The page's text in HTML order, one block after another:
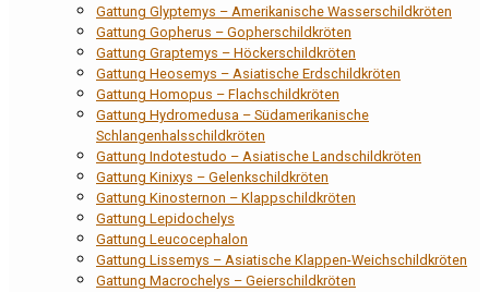
Gattung Glyptemys – Amerikanische Wasserschildkröten
Gattung Gopherus – Gopherschildkröten
Gattung Graptemys – Höckerschildkröten
Gattung Heosemys – Asiatische Erdschildkröten
Gattung Homopus – Flachschildkröten
Gattung Hydromedusa – Südamerikanische
Schlangenhalsschildkröten
Gattung Indotestudo – Asiatische Landschildkröten
Gattung Kinixys – Gelenkschildkröten
Gattung Kinosternon – Klappschildkröten
Gattung Lepidochelys
Gattung Leucocephalon
Gattung Lissemys – Asiatische Klappen-Weichschildkröten
Gattung Macrochelys – Geierschildkröten